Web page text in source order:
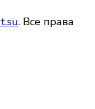
. Все права